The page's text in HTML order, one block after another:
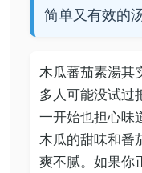
简单又有效的汤
木瓜蕃茄素湯其
多人可能没试过
一开始也担心味
木瓜的甜味和番
爽不腻。如果你